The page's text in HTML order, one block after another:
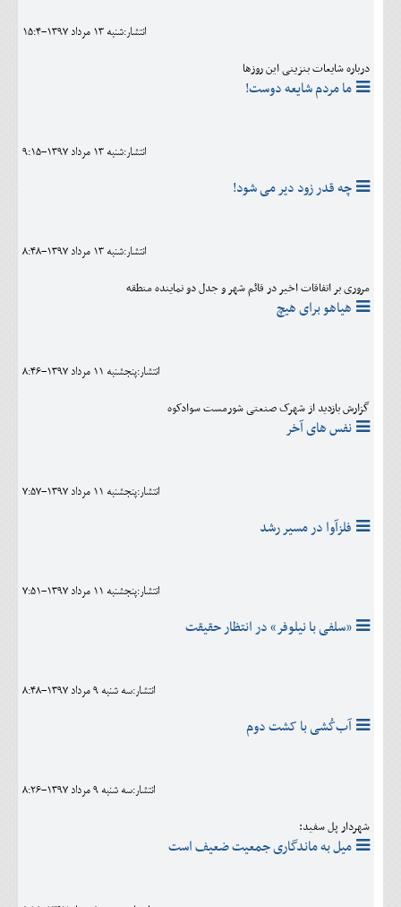
انتشار:شنبه 13 مرداد 1397-15:4
درباره شایعات بنزینی این روزها
ما مردم شایعه دوست!
انتشار:شنبه 13 مرداد 1397-9:15
چه قدر زود دیر می شود!
انتشار:شنبه 13 مرداد 1397-8:48
مروری بر اتفاقات اخیر در قائم شهر و جدل دو نماینده منطقه
هیاهو برای هیچ
انتشار:پنجشنبه 11 مرداد 1397-8:46
گزارش بازدید از شهرک صنعتی شورمست سوادکوه
نفس های آخر
انتشار:پنجشنبه 11 مرداد 1397-7:57
فلزآوا در مسیر رشد
انتشار:پنجشنبه 11 مرداد 1397-7:51
«سلفی با نیلوفر» در انتظار حقیقت
انتشار:سه شنبه 9 مرداد 1397-8:48
آب‌کُشی با کشت دوم
انتشار:سه شنبه 9 مرداد 1397-8:26
شهردار پل سفید:
میل به ماندگاری جمعیت ضعیف است